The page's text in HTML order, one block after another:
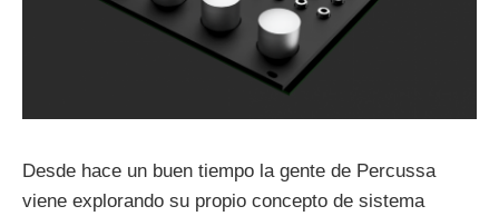
Desde hace un buen tiempo la gente de Percussa
viene explorando su propio concepto de sistema